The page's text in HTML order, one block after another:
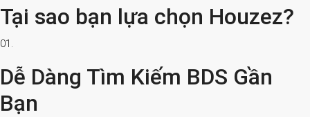
Tại sao bạn lựa chọn Houzez?
01.
Dễ Dàng Tìm Kiếm BDS Gần
Bạn